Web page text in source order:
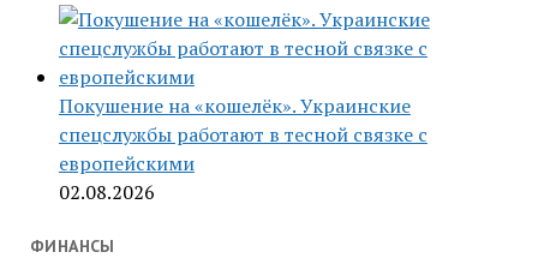
Покушение на «кошелёк». Украинские
спецслужбы работают в тесной связке с
европейскими
02.08.2026
ФИНАНСЫ